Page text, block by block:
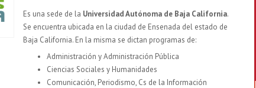
Es una sede de la Universidad Autónoma de Baja California.
Se encuentra ubicada en la ciudad de Ensenada del estado de
Baja California. En la misma se dictan programas de:
Administración y Administración Pública
Ciencias Sociales y Humanidades
Comunicación, Periodismo, Cs de la Información